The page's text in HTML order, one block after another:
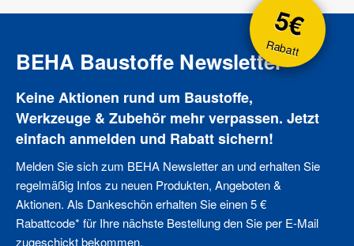
5€
Rabatt
BEHA Baustoffe Newsletter
Keine Aktionen rund um Baustoffe,
Werkzeuge & Zubehör mehr verpassen. Jetzt
einfach anmelden und Rabatt sichern!
Melden Sie sich zum BEHA Newsletter an und erhalten Sie
regelmäßig Infos zu neuen Produkten, Angeboten &
Aktionen. Als Dankeschön erhalten Sie einen 5 €
Rabattcode* für Ihre nächste Bestellung den Sie per E-Mail
zugeschickt bekommen.